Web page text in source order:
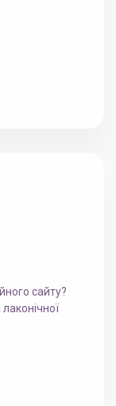
сайту?